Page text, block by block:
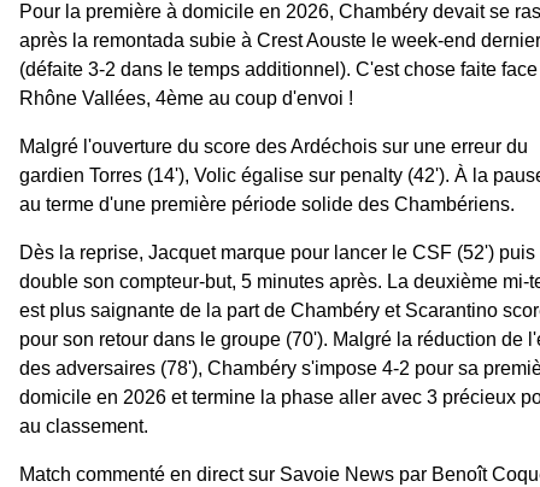
Pour la première à domicile en 2026, Chambéry devait se
après la remontada subie à Crest Aouste le week-end dernier
(défaite 3-2 dans le temps additionnel). C'est chose faite
Rhône Vallées, 4ème au coup d'envoi !
Malgré l'ouverture du score des Ardéchois sur une erreur du
gardien Torres (14'), Volic égalise sur penalty (42'). À la
au terme d'une première période solide des Chambériens.
Dès la reprise, Jacquet marque pour lancer le CSF (52') puis
double son compteur-but, 5 minutes après. La deuxième mi-
est plus saignante de la part de Chambéry et Scarantino
pour son retour dans le groupe (70'). Malgré la réduction de
des adversaires (78'), Chambéry s'impose 4-2 pour sa
domicile en 2026 et termine la phase aller avec 3 précieux
au classement.
Match commenté en direct sur Savoie News par Benoît